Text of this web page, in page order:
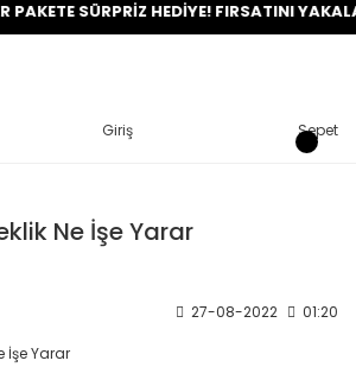
SÜRPRİZ HEDİYE! FIRSATINI YAKALA!
Giriş Sepet
Ne İşe Yarar
27-08-2022 01:20